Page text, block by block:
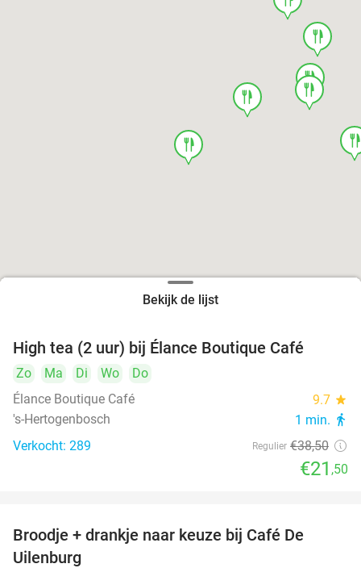
food
food
food
food
food
Bekijk de lijst
High tea (2 uur) bij Élance Boutique Café
Zo Ma Di Wo
Do
Élance Boutique Café
9.7 star
's-Hertogenbosch 1 min. directions_walk
Verkocht: 289 Regulier €38,50
€21 ,50
Broodje + drankje naar keuze bij Café De
Uilenburg